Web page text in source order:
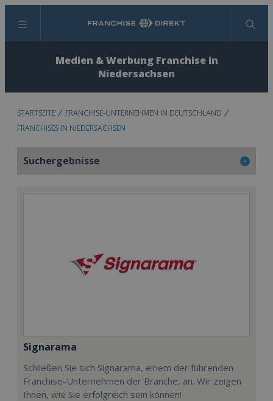
Menü Suchen
Medien & Werbung Franchise in
Niedersachsen
STARTSEITE
FRANCHISE-UNTERNEHMEN IN DEUTSCHLAND
FRANCHISES IN NIEDERSACHSEN
Suchergebnisse
Signarama
Schließen Sie sich Signarama, einem der führenden
Franchise-Unternehmen der Branche, an. Wir zeigen
Ihnen, wie Sie erfolgreich sein können!